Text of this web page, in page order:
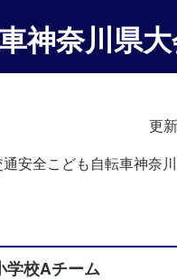
神奈川県
更
安全こども自転車神奈
学校Aチーム